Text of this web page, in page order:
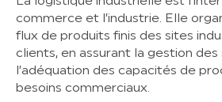
commerce et l’industrie. Elle
flux de produits finis des sites
clients, en assurant la gestion
l’adéquation des capacités de
besoins commerciaux.